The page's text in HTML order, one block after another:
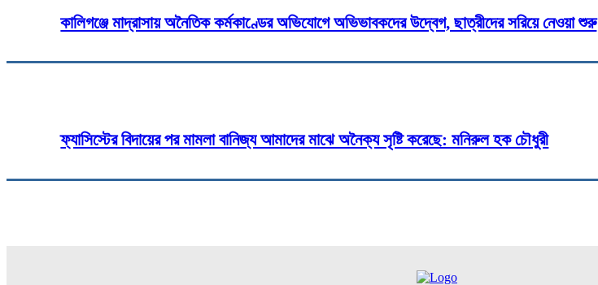
কালিগঞ্জে মাদ্রাসায় অনৈতিক কর্মকাণ্ডের অভিযোগে অভিভাবকদের উদ্বেগ, ছাত্রীদের সরিয়ে নেওয়া শুরু
ফ্যাসিস্টের বিদায়ের পর মামলা বানিজ্য আমাদের মাঝে অনৈক্য সৃষ্টি করেছে: মনিরুল হক চৌধুরী